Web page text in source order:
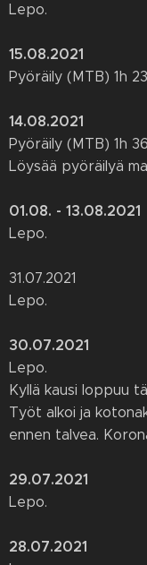
Lepo.
15.08.2021
Pyöräily (MTB) 1h
14.08.2021
Pyöräily (MTB) 1h
Löysää pyöräilyä
01.08. - 13.08.2021
Lepo.
31.07.2021
Lepo.
30.07.2021
Lepo.
Kyllä kausi loppuu
Työt alkoi ja
ennen talvea.
29.07.2021
Lepo.
28.07.2021